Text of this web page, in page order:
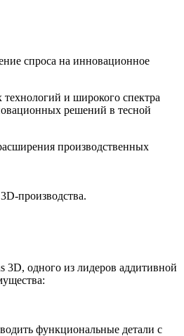
спроса на инновационное
и широкого спектра
решений в тесной
производственных
производства.
одного из лидеров аддитивной
функциональные детали с